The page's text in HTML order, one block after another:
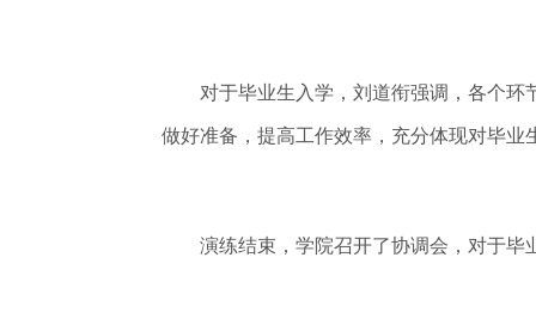
对于毕业生入学，刘道衔强调，各个环节
做好准备，提高工作效率，充分体现对毕
演练结束，学院召开了协调会，对于毕